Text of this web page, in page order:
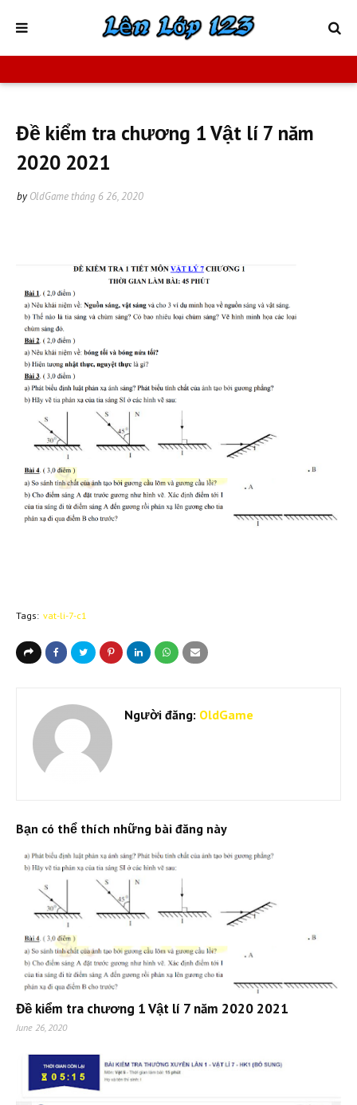
Đề kiểm tra chương 1 Vật lí 7 năm
2020 2021
by OldGame tháng 6 26, 2020
Tags: vat-li-7-c1
Người đăng: OldGame
Bạn có thể thích những bài đăng này
Đề kiểm tra chương 1 Vật lí 7 năm 2020 2021
June 26, 2020